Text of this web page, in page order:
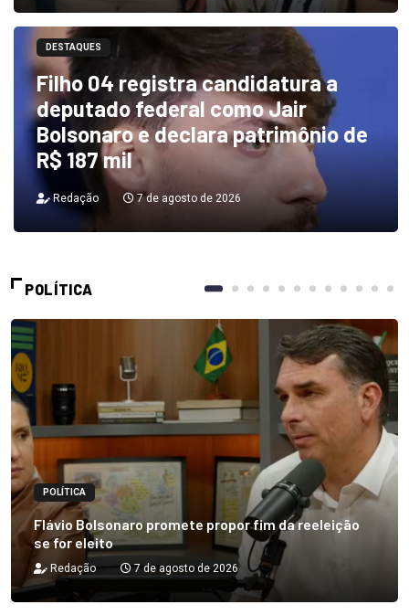
DESTAQUES
Filho 04 registra candidatura a
deputado federal como Jair
Bolsonaro e declara patrimônio de
R$ 187 mil
Redação 7 de agosto de 2026
POLÍTICA
POLÍTICA
Flávio Bolsonaro promete propor fim da reeleição
se for eleito
Redação 7 de agosto de 2026